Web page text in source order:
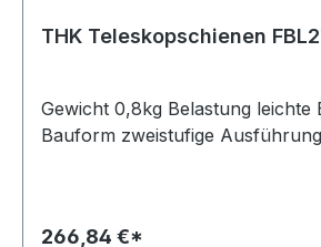
Gewicht 0,8kg Belastung leichte
Bauform zweistufige Ausführung
266,84 €*